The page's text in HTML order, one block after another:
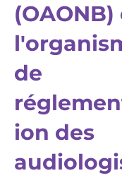
(OAONB)
de
ion des